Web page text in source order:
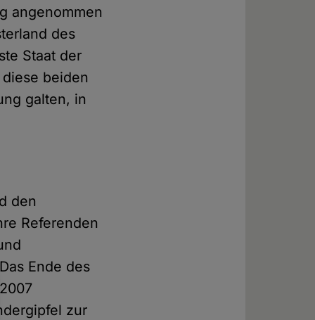
angenommen
des
Staat der
beiden
galten, in
den
Referenden
Ende des
zur